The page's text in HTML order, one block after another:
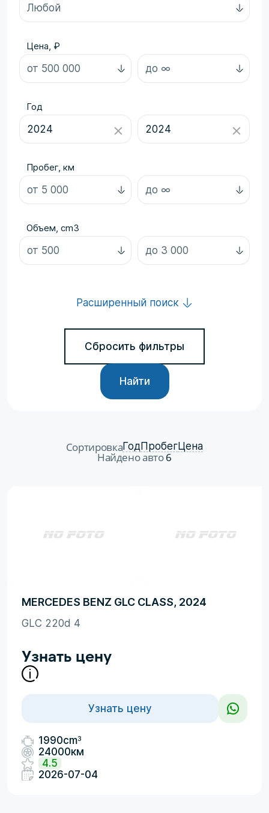
Цена, ₽
Год
Пробег, км
Объем, cm3
Расширенный поиск
Сбросить фильтры
Найти
СортировкаГодПробегЦена
Найдено авто6
MERCEDES BENZ GLC CLASS, 2024
GLC 220d 4
Узнать цену
Узнать цену
1990cm3
24000км
4.5
2026-07-04